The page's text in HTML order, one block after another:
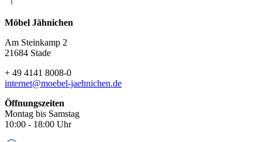
Möbel Jähnichen
Am Steinkamp 2
21684 Stade
+ 49 4141 8008-0
internet@moebel-jaehnichen.de
Öffnungszeiten
Montag bis Samstag
10:00 - 18:00 Uhr